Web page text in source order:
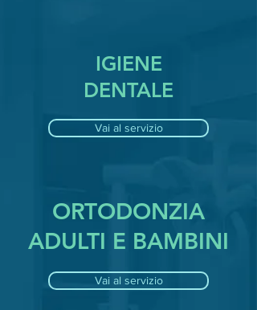
IGIENE
DENTALE
Vai al servizio
ORTODONZIA
ADULTI E BAMBINI
Vai al servizio